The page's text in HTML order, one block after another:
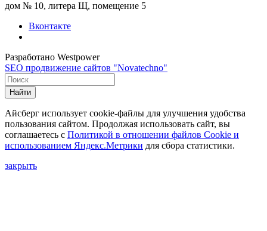
дом № 10, литера Щ, помещение 5
Вконтакте
Разработано Westpower
SEO продвижение сайтов "Novatechno"
Найти
Айсберг использует cookie-файлы для улучшения удобства
пользования сайтом. Продолжая использовать сайт, вы
соглашаетесь с Политикой в отношении файлов Сookie и
использованием Яндекс.Метрики для сбора статистики.
закрыть